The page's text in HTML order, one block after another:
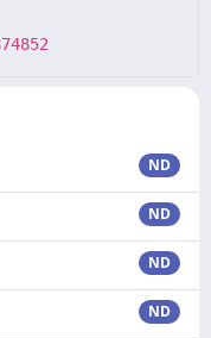
ND
ND
ND
ND